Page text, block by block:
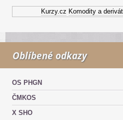
Kurzy.cz Komodity a deriváty
Oblíbené odkazy
OS PHGN
ČMKOS
X SHO